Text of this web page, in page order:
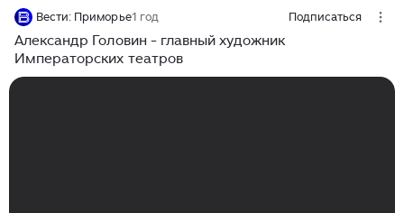
Вести: Приморье1 год Подписаться
Александр Головин - главный художник
Императорских театров